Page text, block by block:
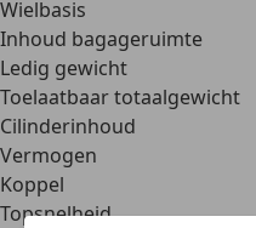
Wielbasis
Inhoud bagageruimte
Ledig gewicht
Toelaatbaar totaalgewicht
Cilinderinhoud
Vermogen
Koppel
Topsnelheid